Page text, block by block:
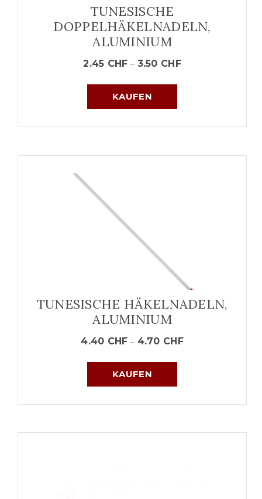
TUNESISCHE
DOPPELHÄKELNADELN,
ALUMINIUM
2.45 CHF – 3.50 CHF
KAUFEN
TUNESISCHE HÄKELNADELN,
ALUMINIUM
4.40 CHF – 4.70 CHF
KAUFEN